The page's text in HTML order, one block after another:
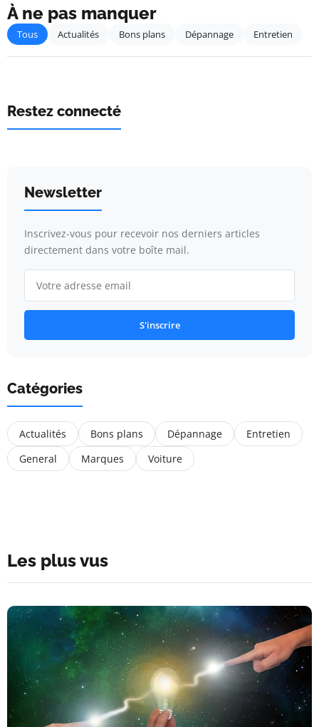
À ne pas manquer
Tous Actualités Bons plans Dépannage Entretien
Restez connecté
Newsletter
Inscrivez-vous pour recevoir nos derniers articles
directement dans votre boîte mail.
S'inscrire
Catégories
Actualités Bons plans Dépannage
Entretien
General
Marques Voiture
Les plus vus